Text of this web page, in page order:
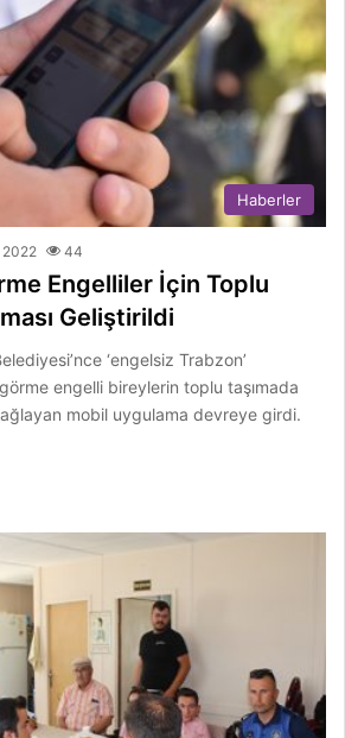
Haberler
2022 44
Engelliler İçin Toplu
Geliştirildi
‘engelsiz Trabzon’
görme engelli bireylerin toplu taşımada
mobil uygulama devreye girdi.